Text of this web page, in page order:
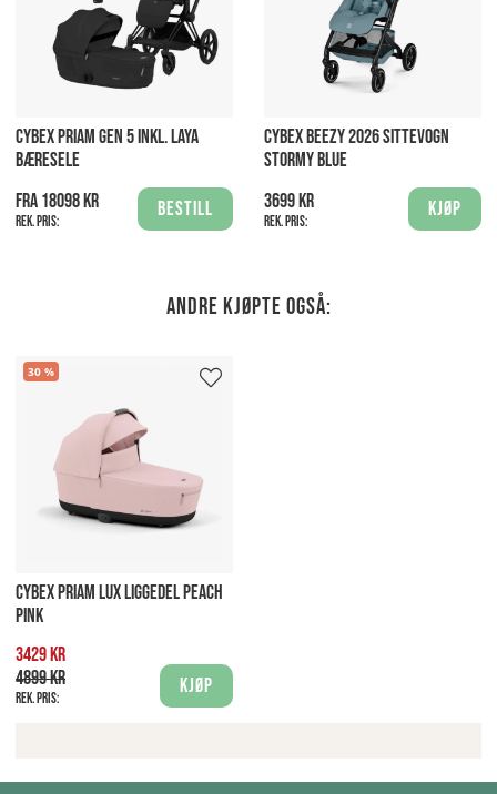
CYBEX PRIAM GEN 5 INKL. LAYA
BÆRESELE
Fra 18098 kr
Rek. pris:
Bestill
CYBEX BEEZY 2026 SITTEVOGN
STORMY BLUE
3699 kr
Rek. pris:
Kjøp
Andre kjøpte også:
30
CYBEX PRIAM LUX LIGGEDEL PEACH
PINK
3429 kr
4899 kr
Rek. pris:
Kjøp